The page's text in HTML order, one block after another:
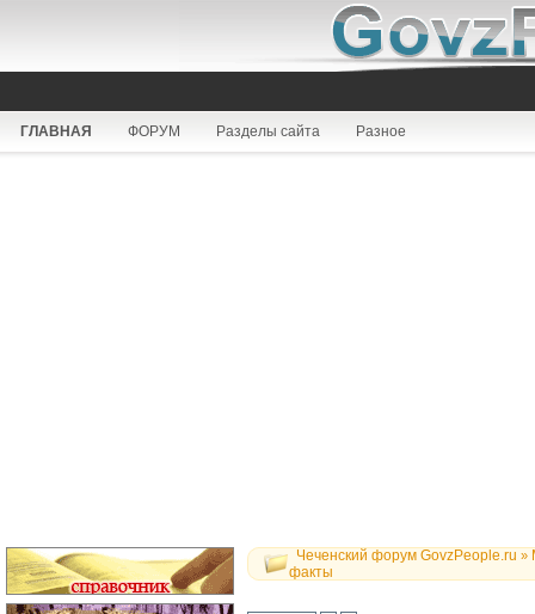
ГЛАВНАЯ ФОРУМ Разделы сайта Разное
Чеченский форум GovzPeople.ru »
факты